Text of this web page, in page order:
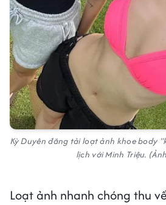
Kỳ Duyên đăng tải loạt ảnh khoe body
lịch với Minh Triệu.
Loạt ảnh nhanh chóng thu